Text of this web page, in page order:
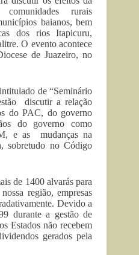
rurais
baianos, bem
dos rios Itapicuru,
O evento acontece
de Juazeiro, no
de “Seminário
discutir a relação
do PAC, do governo
do governo como
e as mudanças na
sobretudo no Código
de 1400 alvarás para
região, empresas
Devido a
durante a gestão de
Estados não recebem
gerados pela